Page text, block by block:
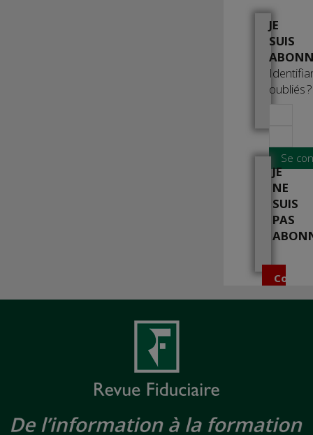
JE
SUIS
oubliés ?
Se
JE
NE
SUIS
PAS